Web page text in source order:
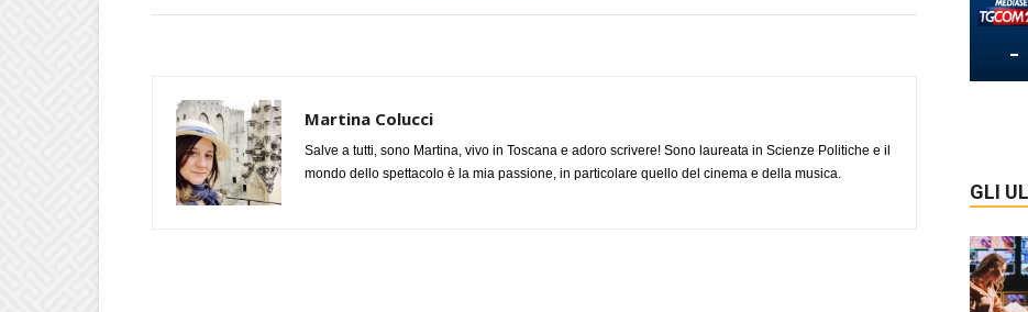
Martina Colucci
Salve a tutti, sono Martina, vivo in Toscana e adoro scrivere! Sono laureata in Scienze Politiche e il
mondo dello spettacolo è la mia passione, in particolare quello del cinema e della musica.
-
GLI